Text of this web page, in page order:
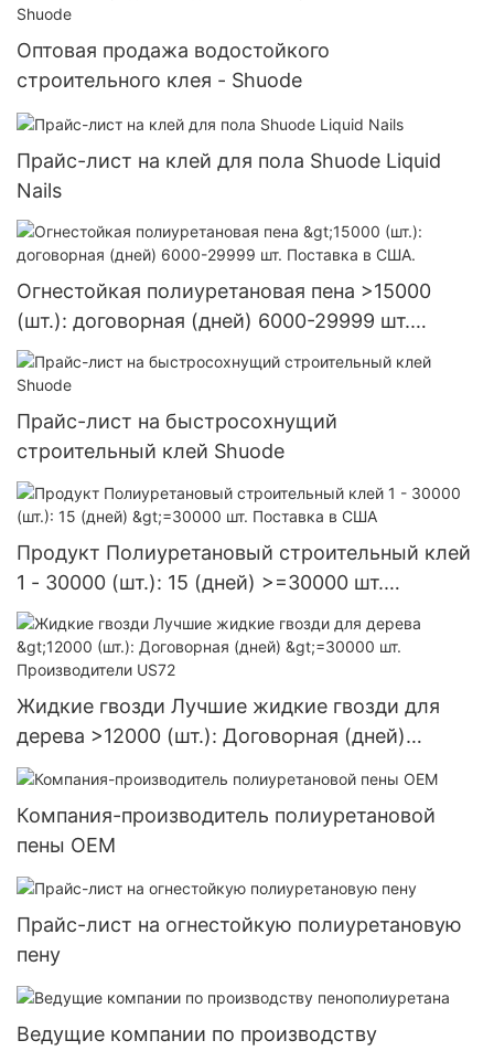
Оптовая продажа водостойкого
строительного клея - Shuode
Прайс-лист на клей для пола Shuode Liquid
Nails
Огнестойкая полиуретановая пена >15000
(шт.): договорная (дней) 6000-29999 шт.
Поставка в США.
Прайс-лист на быстросохнущий
строительный клей Shuode
Продукт Полиуретановый строительный клей
1 - 30000 (шт.): 15 (дней) >=30000 шт.
Поставка в США
Жидкие гвозди Лучшие жидкие гвозди для
дерева >12000 (шт.): Договорная (дней)
>=30000 шт. Производители US72
Компания-производитель полиуретановой
пены OEM
Прайс-лист на огнестойкую полиуретановую
пену
Ведущие компании по производству